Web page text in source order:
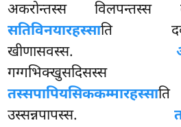
अकरोन्तस्स विलपन्तस्स
सतिविनयारहस्साति
खीणासवस्स.
तस्सपापियसिककम्मारहस्साति
उस्सन्नपापस्स.